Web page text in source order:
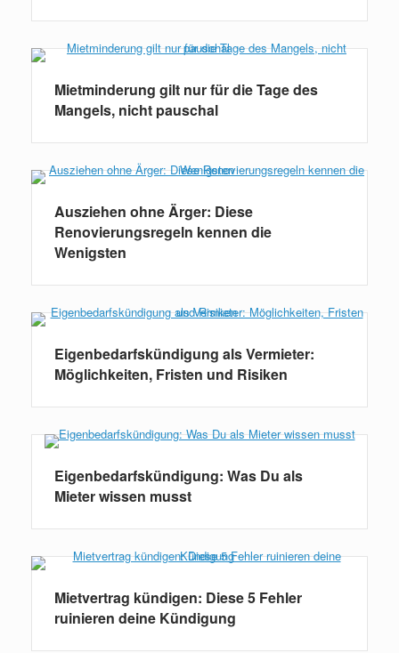
Mietminderung gilt nur für die Tage des
Mangels, nicht pauschal
Ausziehen ohne Ärger: Diese
Renovierungsregeln kennen die
Wenigsten
Eigenbedarfskündigung als Vermieter:
Möglichkeiten, Fristen und Risiken
Eigenbedarfskündigung: Was Du als
Mieter wissen musst
Mietvertrag kündigen: Diese 5 Fehler
ruinieren deine Kündigung